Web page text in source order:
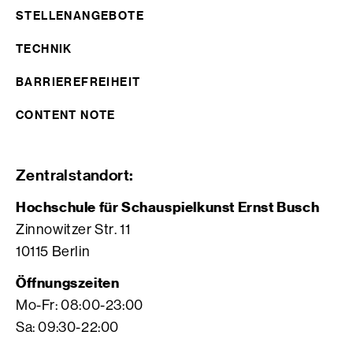
STELLENANGEBOTE
TECHNIK
BARRIEREFREIHEIT
CONTENT NOTE
Zentralstandort:
Hochschule für Schauspielkunst Ernst Busch
Zinnowitzer Str. 11
10115 Berlin
Öffnungszeiten
Mo-Fr: 08:00-23:00
Sa: 09:30-22:00